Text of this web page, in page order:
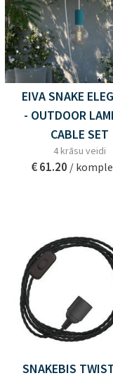
EIVA SNAKE
- OUTDOOR
CABLE SET
4 krāsu veidi
€ 61.20 /
SNAKEBIS